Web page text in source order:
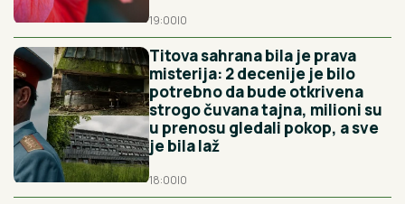
19:00|0
Titova sahrana bila je prava
misterija: 2 decenije je bilo
potrebno da bude otkrivena
strogo čuvana tajna, milioni su
u prenosu gledali pokop, a sve
je bila laž
18:00|0